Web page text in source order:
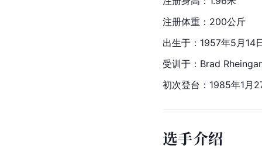
注册体重：200公斤
出生于：1957年5月
受训于：Brad
初次登台：1985年1月
选手介绍